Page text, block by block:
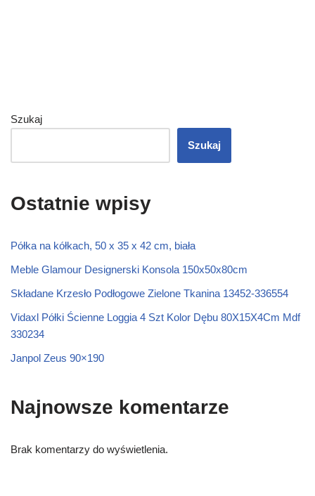
Szukaj
Szukaj
Ostatnie wpisy
Półka na kółkach, 50 x 35 x 42 cm, biała
Meble Glamour Designerski Konsola 150x50x80cm
Składane Krzesło Podłogowe Zielone Tkanina 13452-336554
Vidaxl Półki Ścienne Loggia 4 Szt Kolor Dębu 80X15X4Cm Mdf
330234
Janpol Zeus 90×190
Najnowsze komentarze
Brak komentarzy do wyświetlenia.